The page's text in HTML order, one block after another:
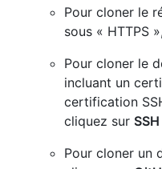
Pour cloner le
sous « HTTPS
Pour cloner le
incluant un
certification
cliquez sur SSH
Pour cloner un